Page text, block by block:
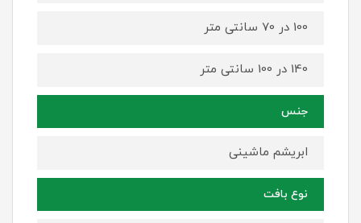
100 در 70 سانتی متر
140 در 100 سانتی متر
جنس
ابریشم ماشینی
نوع بافت